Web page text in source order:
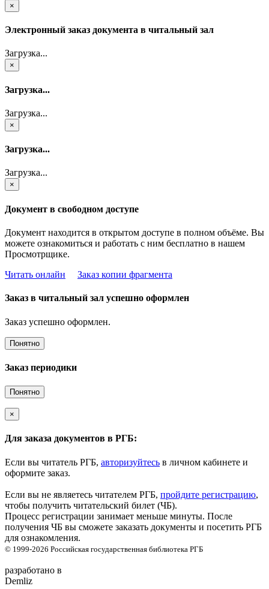
×
Электронный заказ документа в читальный зал
Загрузка...
×
Загрузка...
Загрузка...
×
Загрузка...
Загрузка...
×
Документ в свободном доступе
Документ находится в открытом доступе в полном объёме. Вы
можете ознакомиться и работать с ним бесплатно в нашем
Просмотрщике.
Читать онлайн
Заказ копии фрагмента
Заказ в читальный зал успешно оформлен
Заказ успешно оформлен.
Понятно
Заказ периодики
Понятно
×
Для заказа документов в РГБ:
Если вы читатель РГБ, авторизуйтесь в личном кабинете и
оформите заказ.
Если вы не являетесь читателем РГБ, пройдите регистрацию,
чтобы получить читательский билет (ЧБ).
Процесс регистрации занимает меньше минуты. После
получения ЧБ вы сможете заказать документы и посетить РГБ
для ознакомления.
© 1999-2026 Российская государственная библиотека РГБ
разработано в
Demliz